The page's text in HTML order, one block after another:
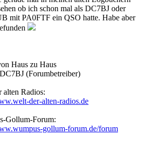
ob ich schon mal als DC7BJ oder
mit PA0FTF ein QSO hatte. Habe aber
Haus zu Haus
(Forumbetreiber)
alten Radios:
der-alten-radios.de
Gollum-Forum:
gollum-forum.de/forum